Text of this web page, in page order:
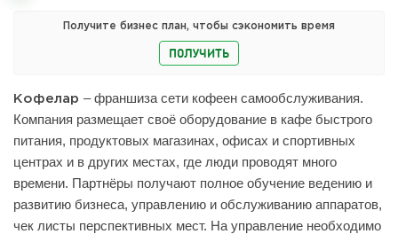
Получите бизнес план, чтобы сэкономить время
ПОЛУЧИТЬ
Кофелар – франшиза сети кофеен самообслуживания.
Компания размещает своё оборудование в кафе быстрого
питания, продуктовых магазинах, офисах и спортивных
центрах и в других местах, где люди проводят много
времени. Партнёры получают полное обучение ведению и
развитию бизнеса, управлению и обслуживанию аппаратов,
чек листы перспективных мест. На управление необходимо